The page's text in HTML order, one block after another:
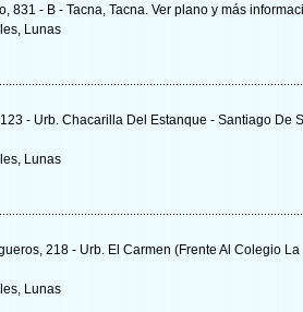
831 - B - Tacna, Tacna. Ver plano y más
Lunas
- Urb. Chacarilla Del Estanque - Santiago De
Lunas
218 - Urb. El Carmen (Frente Al Colegio
Lunas